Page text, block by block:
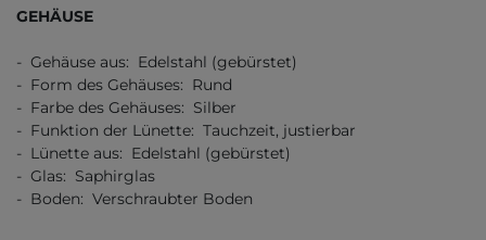
GEHÄUSE
- Gehäuse aus: Edelstahl (gebürstet)
- Form des Gehäuses: Rund
- Farbe des Gehäuses: Silber
- Funktion der Lünette: Tauchzeit, justierbar
- Lünette aus: Edelstahl (gebürstet)
- Glas: Saphirglas
- Boden: Verschraubter Boden